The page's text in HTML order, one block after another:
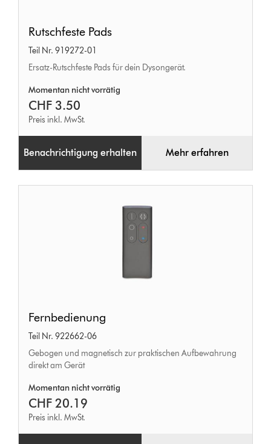
Pads
Rutschfeste Pads
Teil Nr. 919272-01
Ersatz-Rutschfeste Pads für dein Dysongerät.
Momentan nicht vorrätig
CHF 3.50
Preis inkl. MwSt.
Benachrichtigung erhalten Mehr erfahren
Fernbedienung
Teil Nr. 922662-06
Gebogen und magnetisch zur praktischen Aufbewahrung
direkt am Gerät
Momentan nicht vorrätig
CHF 20.19
Preis inkl. MwSt.